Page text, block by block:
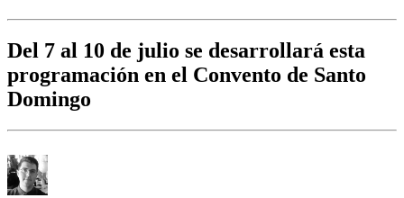
Del 7 al 10 de julio se desarrollará esta
programación en el Convento de Santo
Domingo